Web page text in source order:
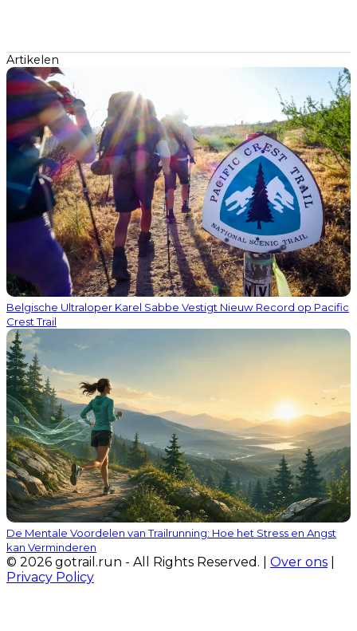
Artikelen
Belgische Ultraloper Karel Sabbe Vestigt Nieuw Record op Pacific
Crest Trail
De Mentale Voordelen van Trailrunning: Hoe het Stress en Angst
kan Verminderen
© 2026 gotrail.run - All Rights Reserved. | Over ons
Privacy Policy